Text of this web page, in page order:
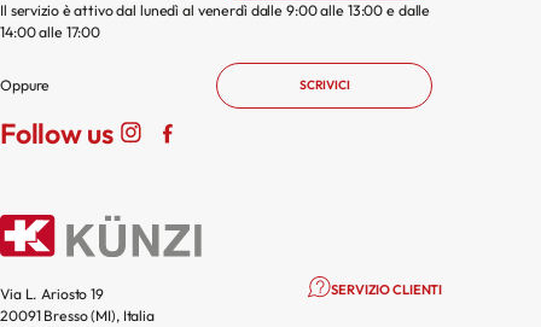
Il servizio è attivo dal lunedì al venerdì dalle 9:00 alle 13:00 e dalle
14:00 alle 17:00
Oppure SCRIVICI
Follow us
Via L. Ariosto 19
20091 Bresso (MI), Italia
SERVIZIO CLIENTI